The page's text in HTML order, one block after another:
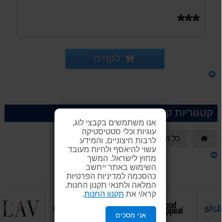
אנו משתמשים בקבצי לוג,
עוגיות וכלי סטטיסטיקה
לרבות חיצוניים, והמידע
עשוי להיאסף ולהיות מעובד
מחוץ לישראל. המשך
השימוש באתר ייחשב
כהסכמה למדיניות הפרטיות
המלאה ולתנאי תקנון החנות.
קרא/י את תקנון החנות.
אני מסכים
***
לקנייה
קטגוריות קשורות
כל המוצרים צלחות
הקודם